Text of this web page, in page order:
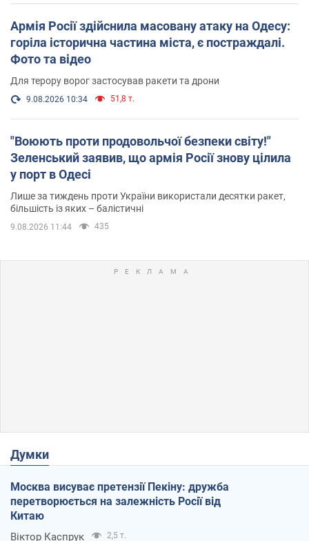
Армія Росії здійснила масовану атаку на Одесу:
горіла історична частина міста, є постраждалі.
Фото та відео
Для терору ворог застосував ракети та дрони
9.08.2026 10:34 51,8 т.
"Воюють проти продовольчої безпеки світу!"
Зеленський заявив, що армія Росії знову цілила
у порт в Одесі
Лише за тиждень проти України використали десятки ракет,
більшість із яких – балістичні
9.08.2026 11:44 435
Думки
Москва висуває претензії Пекіну: дружба
перетворюється на залежність Росії від
Китаю
Віктор Каспрук 2,5 т.